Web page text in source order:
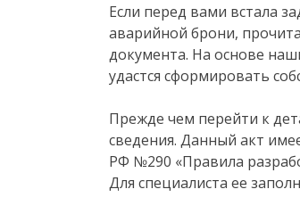
Если перед вами встала
аварийной брони,
документа. На основе
удастся сформировать
Прежде чем перейти к
сведения. Данный акт
РФ №290 «Правила
Для специалиста ее